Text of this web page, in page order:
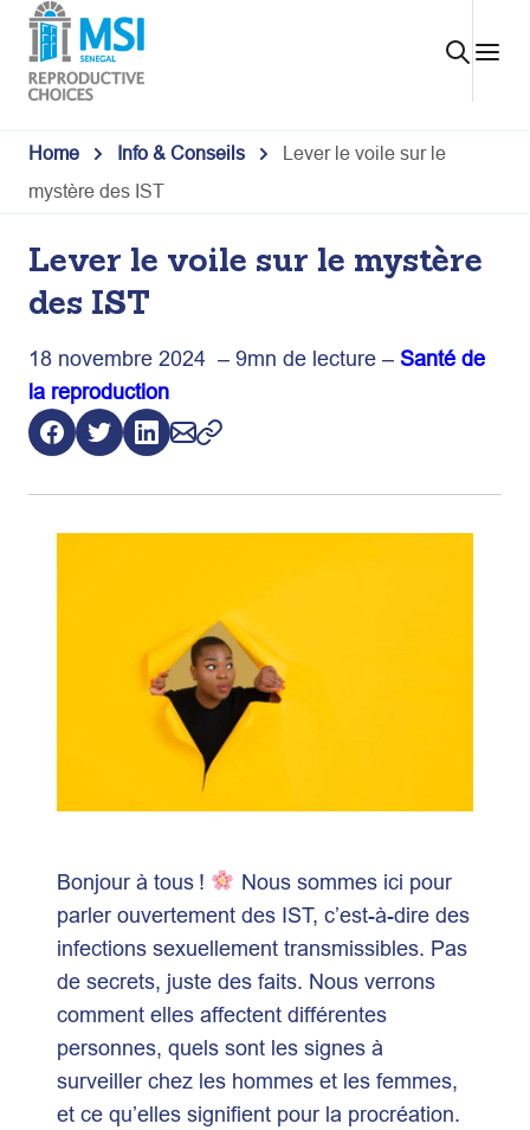
Skip
content
Home Info & Conseils
Lever le voile sur le
mystère des IST
Lever le voile sur le mystère
des IST
18 novembre 2024 – 9mn de lecture – Santé de
la reproduction
Bonjour à tous !
Nous sommes ici pour
parler ouvertement des IST, c’est-à-dire des
infections sexuellement transmissibles. Pas
de secrets, juste des faits. Nous verrons
comment elles affectent différentes
personnes, quels sont les signes à
surveiller chez les hommes et les femmes,
et ce qu’elles signifient pour la procréation.